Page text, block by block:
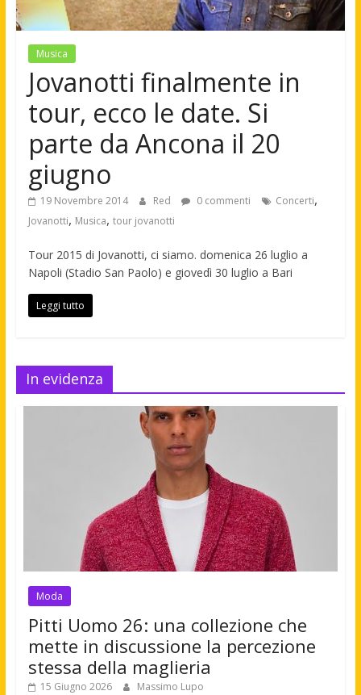
Musica
Jovanotti finalmente in
tour, ecco le date. Si
parte da Ancona il 20
giugno
19 Novembre 2014 Red 0 commenti Concerti,
Jovanotti, Musica, tour jovanotti
Tour 2015 di Jovanotti, ci siamo. domenica 26 luglio a
Napoli (Stadio San Paolo) e giovedì 30 luglio a Bari
Leggi tutto
In evidenza
Moda
Pitti Uomo 26: una collezione che
mette in discussione la percezione
stessa della maglieria
15 Giugno 2026 Massimo Lupo